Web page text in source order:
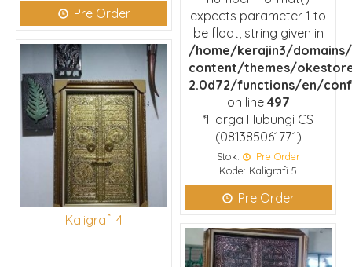
Pre Order
expects parameter 1 to
be float, string given in
/home/kerajin3/
content/themes/
2.0d72/functions/en/
on line 497
*Harga Hubungi CS
(081385061771)
Stok:
Pre Order
Kode: Kaligrafi 5
Pre Order
Kaligrafi 4